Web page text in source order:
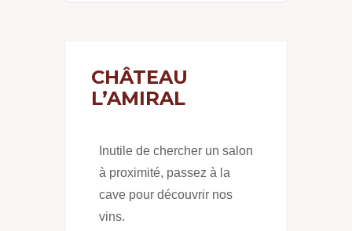
CHÂTEAU
L’AMIRAL
Inutile de chercher un salon
à proximité, passez à la
cave pour découvrir nos
vins.